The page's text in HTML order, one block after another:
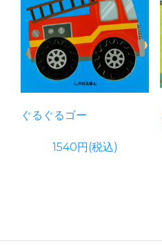
ぐるぐるゴー
1540円(税込)